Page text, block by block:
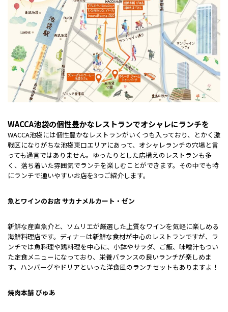
WACCA池袋の個性豊かなレストランでオシャレにランチを
WACCA池袋には個性豊かなレストランがいくつも入っており、とかく激
戦区になりがちな池袋東口エリアにあって、オシャレランチの穴場と言
っても過言ではありません。ゆったりとした店構えのレストランも多
く、落ち着いた雰囲気でランチを楽しむことができます。その中でも特
にランチで通いやすいお店を3つご紹介します。
魚とワインのお店 サカナメルカート・ゼン
新鮮な産直魚介と、ソムリエが厳選した上質なワインを気軽に楽しめる
海鮮料理店です。ディナーは新鮮な食材が中心のレストランですが、ラ
ンチでは魚料理や鶏料理を中心に、小鉢やサラダ、ご飯、味噌汁もつい
た定食メニューになっており、栄養バランスの良いランチが楽しめま
す。ハンバーグやドリアといった洋食風のランチセットもありますよ！
焼肉本舗 ぴゅあ